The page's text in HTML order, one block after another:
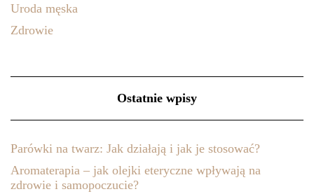
Uroda męska
Zdrowie
Ostatnie wpisy
Parówki na twarz: Jak działają i jak je stosować?
Aromaterapia – jak olejki eteryczne wpływają na
zdrowie i samopoczucie?